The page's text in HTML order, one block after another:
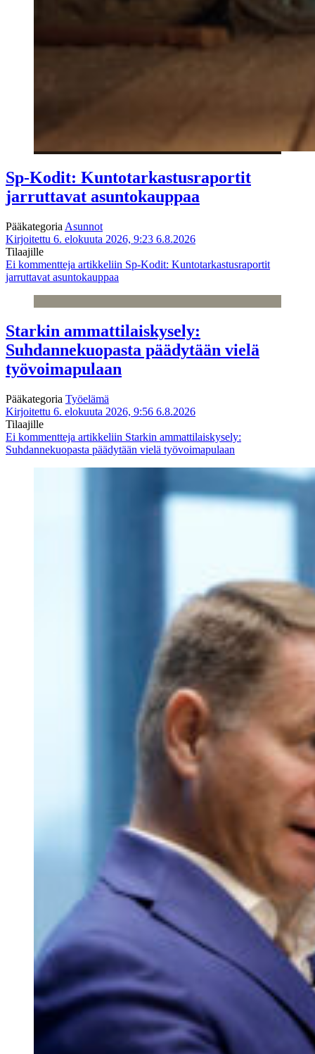
Sp-Kodit: Kuntotarkastusraportit
jarruttavat asuntokauppaa
Pääkategoria Asunnot
Kirjoitettu 6. elokuuta 2026, 9:23 6.8.2026
Tilaajille
Ei kommentteja artikkeliin Sp-Kodit: Kuntotarkastusraportit
jarruttavat asuntokauppaa
Starkin ammattilaiskysely:
Suhdannekuopasta päädytään vielä
työvoimapulaan
Pääkategoria Työelämä
Kirjoitettu 6. elokuuta 2026, 9:56 6.8.2026
Tilaajille
Ei kommentteja artikkeliin Starkin ammattilaiskysely:
Suhdannekuopasta päädytään vielä työvoimapulaan